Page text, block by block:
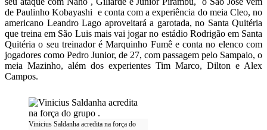
de Paulinho Kobayashi e conta com a experiência do meia Cleo, no
americano Leandro Lago aproveitará a garotada, no Santa Quitéria
que treina em São Luis mais vai jogar no estádio Rodrigão em Santa
Quitéria o seu treinador é Marquinho Fumê e conta no elenco com
jogadores como Pedro Junior, de 27, com passagem pelo Sampaio, o
meia Mazinho, além dos experientes Tim Marco, Dilton e Alex
Campos.
Vinicius Saldanha acredita na força do